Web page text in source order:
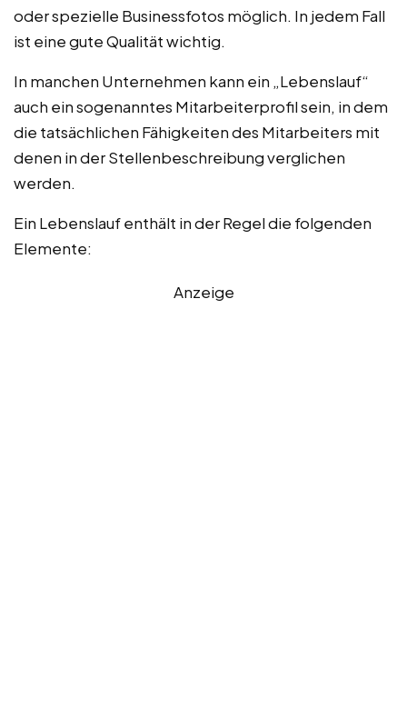
oder spezielle Businessfotos möglich. In jedem Fall
ist eine gute Qualität wichtig.
In manchen Unternehmen kann ein „Lebenslauf“
auch ein sogenanntes Mitarbeiterprofil sein, in dem
die tatsächlichen Fähigkeiten des Mitarbeiters mit
denen in der Stellenbeschreibung verglichen
werden.
Ein Lebenslauf enthält in der Regel die folgenden
Elemente:
Anzeige